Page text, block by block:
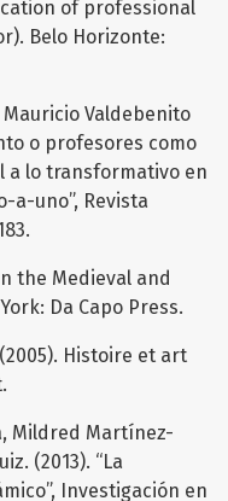
of professional
Belo Horizonte:
Mauricio Valdebenito
o profesores como
a lo transformativo en
a-uno”, Revista
the Medieval and
Da Capo Press.
Histoire et art
Mildred Martínez-
(2013). “La
Investigación en